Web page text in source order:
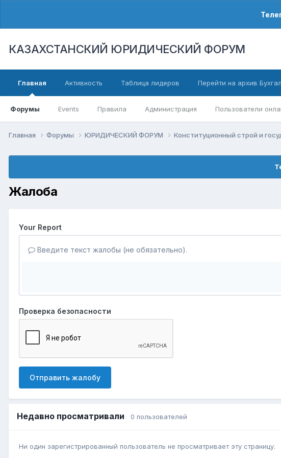
КАЗАХСТАНСКИЙ ЮРИДИЧЕСКИЙ ФОРУМ
Главная
Форумы Events Правила Администрация Пользователи
Активность Таблица лидеров Перейти на архив
Главная Форумы ЮРИДИЧЕСКИЙ ФОРУМ Конституционный строй и
Жалоба
Your Report
Введите текст жалобы (не обязательно).
Проверка безопасности
Отправить жалобу
Недавно просматривали 0 пользователей
Ни один зарегистрированный пользователь не просматривает эту страницу.